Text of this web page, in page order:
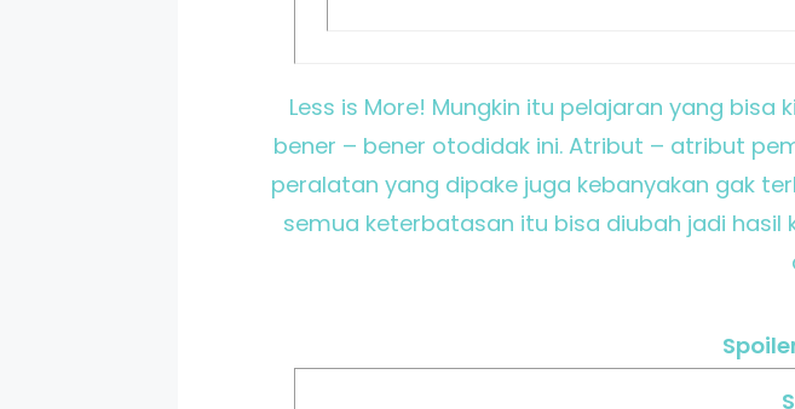
Less is More! Mungkin itu pelajaran yang
bener – bener otodidak ini. Atribut – atribut
peralatan yang dipake juga kebanyakan gak
semua keterbatasan itu bisa diubah jadi